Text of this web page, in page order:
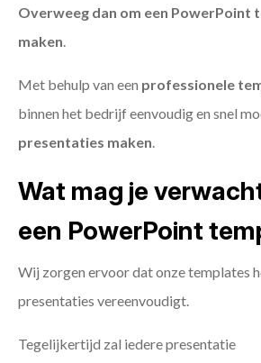
Overweeg dan om een PowerPoint
maken.
Met behulp van een professionele
binnen het bedrijf eenvoudig en snel
presentaties maken.
Wat mag je
een PowerPoint
Wij zorgen ervoor dat onze templates
presentaties vereenvoudigt.
Tegelijkertijd zal iedere presentatie